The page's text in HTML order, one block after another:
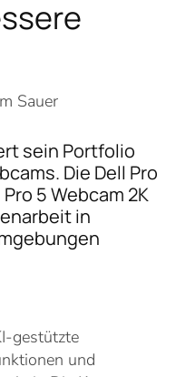
Sauer
sein Portfolio
Die Dell Pro
5 Webcam 2K
in
gestützte
und